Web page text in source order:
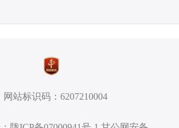
网站标识码：6207210004